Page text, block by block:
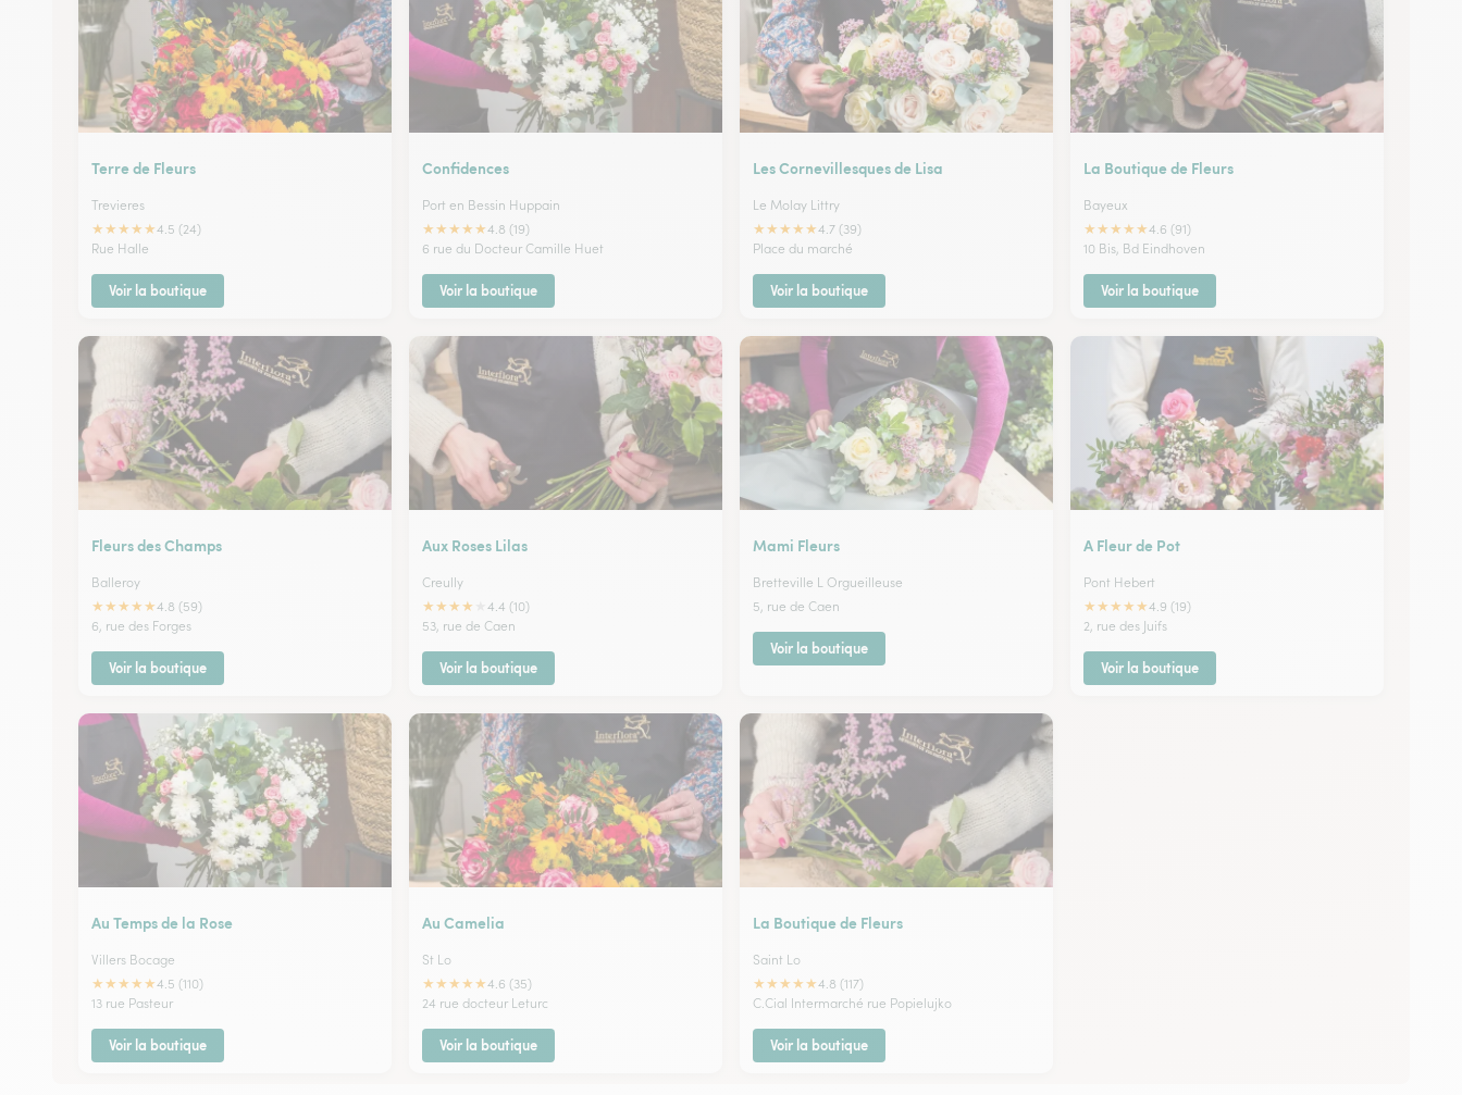
Terre de Fleurs
Trevieres
★★★★★4.5 (24)
Rue Halle
Voir la boutique
Confidences
Port en Bessin Huppain
★★★★★4.8 (19)
6 rue du Docteur Camille Huet
Voir la boutique
Les Cornevillesques de Lisa
Le Molay Littry
★★★★★4.7 (39)
Place du marché
Voir la boutique
La Boutique de Fleurs
Bayeux
★★★★★4.6 (91)
10 Bis, Bd Eindhoven
Voir la boutique
Fleurs des Champs
Balleroy
★★★★★4.8 (59)
6, rue des Forges
Voir la boutique
Aux Roses Lilas
Creully
★★★★
4.4 (10)
53, rue de Caen
Voir la boutique
Mami Fleurs
Bretteville L Orgueilleuse
5, rue de Caen
Voir la boutique
A Fleur de Pot
Pont Hebert
★★★★★4.9 (19)
2, rue des Juifs
Voir la boutique
Au Temps de la Rose
Villers Bocage
★★★★★4.5 (110)
13 rue Pasteur
Voir la boutique
Au Camelia
St Lo
★★★★★4.6 (35)
24 rue docteur Leturc
Voir la boutique
La Boutique de Fleurs
Saint Lo
★★★★★4.8 (117)
C.Cial Intermarché rue Popielujko
Voir la boutique